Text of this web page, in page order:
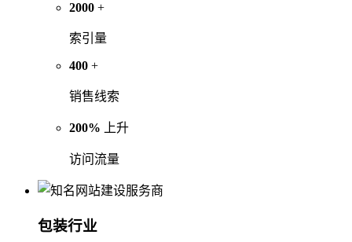
2000 +
索引量
400 +
销售线索
200% 上升
访问流量
包装行业